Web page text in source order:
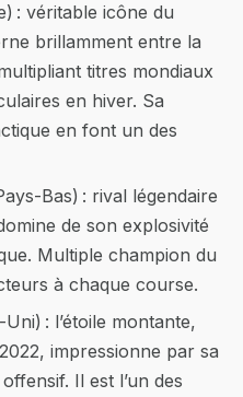
: véritable icône du
brillamment entre la
titres mondiaux
en hiver. Sa
en font un des
Bas) : rival légendaire
de son explosivité
Multiple champion du
à chaque course.
: l’étoile montante,
impressionne par sa
Il est l’un des